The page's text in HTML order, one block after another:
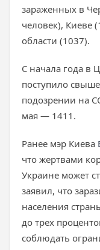
зараженных в
человек), Киеве
области (1037).
С начала года в
поступило
подозрении на
мая — 1411.
Ранее мэр Киева
что жертвами
Украине может
заявил, что
населения
до трех
соблюдать